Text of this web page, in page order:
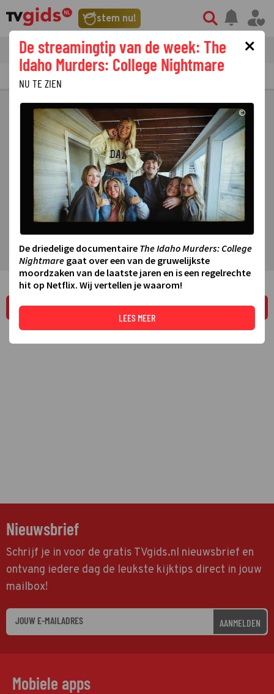
stem nu!
tvgids streaming nieuws
PRIMETIME GEMIST
LEES MEER
Nieuwsbrief
Schrijf je in voor de gratis TVgids.nl nieuwsbrief en
ontvang iedere dag de leukste kijktips direct in jouw
mailbox!
AANMELDEN
Mobiele apps
×
De streamingtip van de week: The
Idaho Murders: College Nightmare
NU TE ZIEN
©
De driedelige documentaire The Idaho Murders: College
Nightmare gaat over een van de gruwelijkste
moordzaken van de laatste jaren en is een regelrechte
hit op Netflix. Wij vertellen je waarom!
LEES MEER